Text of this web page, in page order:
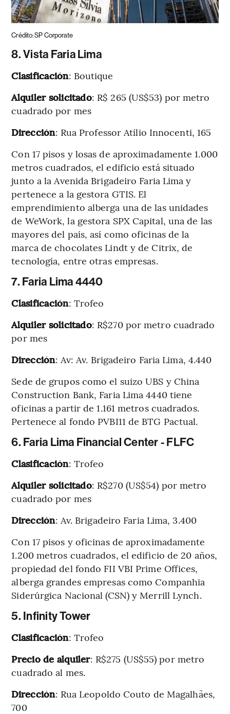
Crédito: SP Corporate
8. Vista Faria Lima
Clasificación: Boutique
Alquiler solicitado: R$ 265 (US$53) por metro
cuadrado por mes
Dirección: Rua Professor Atílio Innocenti, 165
Con 17 pisos y losas de aproximadamente 1.000
metros cuadrados, el edificio está situado
junto a la Avenida Brigadeiro Faria Lima y
pertenece a la gestora GTIS. El
emprendimiento alberga una de las unidades
de WeWork, la gestora SPX Capital, una de las
mayores del país, así como oficinas de la
marca de chocolates Lindt y de Citrix, de
tecnología, entre otras empresas.
7. Faria Lima 4440
Clasificación: Trofeo
Alquiler solicitado: R$270 por metro cuadrado
por mes
Dirección: Av: Av. Brigadeiro Faria Lima, 4.440
Sede de grupos como el suizo UBS y China
Construction Bank, Faria Lima 4440 tiene
oficinas a partir de 1.161 metros cuadrados.
Pertenece al fondo PVBI11 de BTG Pactual.
6. Faria Lima Financial Center - FLFC
Clasificación: Trofeo
Alquiler solicitado: R$270 (US$54) por metro
cuadrado por mes
Dirección: Av. Brigadeiro Faria Lima, 3.400
Con 17 pisos y oficinas de aproximadamente
1.200 metros cuadrados, el edificio de 20 años,
propiedad del fondo FII VBI Prime Offices,
alberga grandes empresas como Companhia
Siderúrgica Nacional (CSN) y Merrill Lynch.
5. Infinity Tower
Clasificación: Trofeo
Precio de alquiler: R$275 (US$55) por metro
cuadrado al mes.
Dirección: Rua Leopoldo Couto de Magalhães,
700